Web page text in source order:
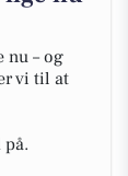
nu – og
vi til at